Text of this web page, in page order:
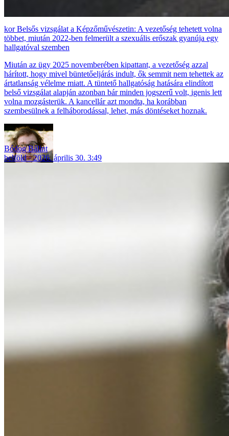
Belsős vizsgálat a Képzőművészetin: A vezetőség tehetett volna
többet, miután 2022-ben felmerült a szexuális erőszak gyanúja egy
hallgatóval szemben
Miután az ügy 2025 novemberében kipattant, a vezetőség azzal
hárított, hogy mivel büntetőeljárás indult, ők semmit nem tehettek az
ártatlanság vélelme miatt. A tüntető hallgatóság hatására elindított
belső vizsgálat alapján azonban bár minden jogszerű volt, igenis lett
volna mozgásterük. A kancellár azt mondta, ha korábban
szembesülnek a felháborodással, lehet, más döntéseket hoznak.
Bódog Bálint
belföld
2026. április 30. 3:49